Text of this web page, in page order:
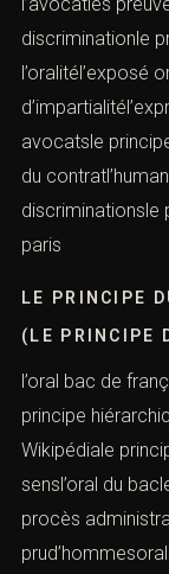
l’avocatles
discriminationle
l’oralitél’exposé
avocatsle
du
discriminationsle
paris
LE PRINCIPE
(LE PRINCIPE
l’oral bac de
principe
Wikipédiale
sensl’oral du
procès